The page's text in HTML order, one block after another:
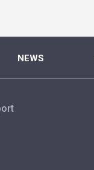
NEWS